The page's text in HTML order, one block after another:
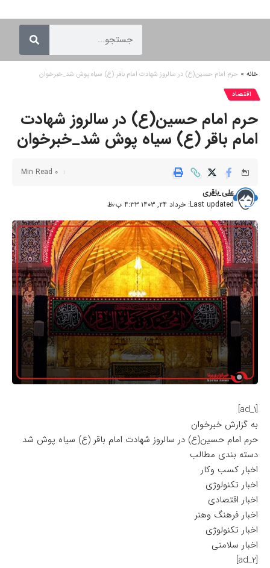
خانه » حرم امام حسین(ع) در سالروز شهادت امام باقر (ع) سیاه پوش شد_خبرخوان
اقتصاد
حرم امام حسین(ع) در سالروز شهادت
امام باقر (ع) سیاه پوش شد_خبرخوان
Last updated: خرداد ۲۴, ۱۴۰۳ ۴:۳۳ ب٫ظ
علی باقری
0 Min Read
[ad_1]
به گزارش خبرخوان
حرم امام حسین(ع) در سالروز شهادت امام باقر (ع) سیاه پوش شد
دسته بندی مطالب
اخبار کسب وکار
اخبار تکنولوژی
اخبار اقتصادی
اخبار فرهنگ وهنر
اخبار تکنولوژی
اخبار سلامتی
[ad_2]